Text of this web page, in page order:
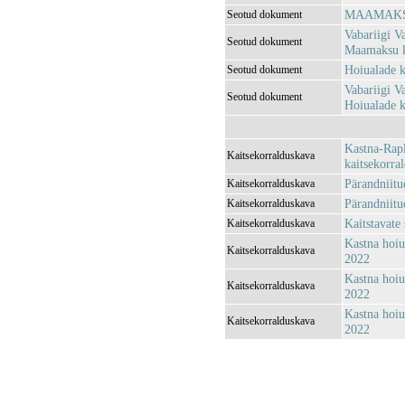
Seotud dokument
Seotud dokument
Vabariigi
Maamaksu
Seotud dokument Hoiualade
Seotud dokument
Vabariigi
Hoiualade
Kaitsekorralduskava
Kastna-
Kaitsekorralduskava
Kaitsekorralduskava
Kaitsekorralduskava Kaitstavate
Kaitsekorralduskava
Kastna
2022
Kaitsekorralduskava
Kastna
2022
Kaitsekorralduskava
Kastna
2022